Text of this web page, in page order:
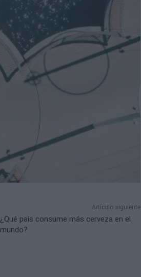
Artículo siguiente
¿Qué país consume más cerveza en el
mundo?